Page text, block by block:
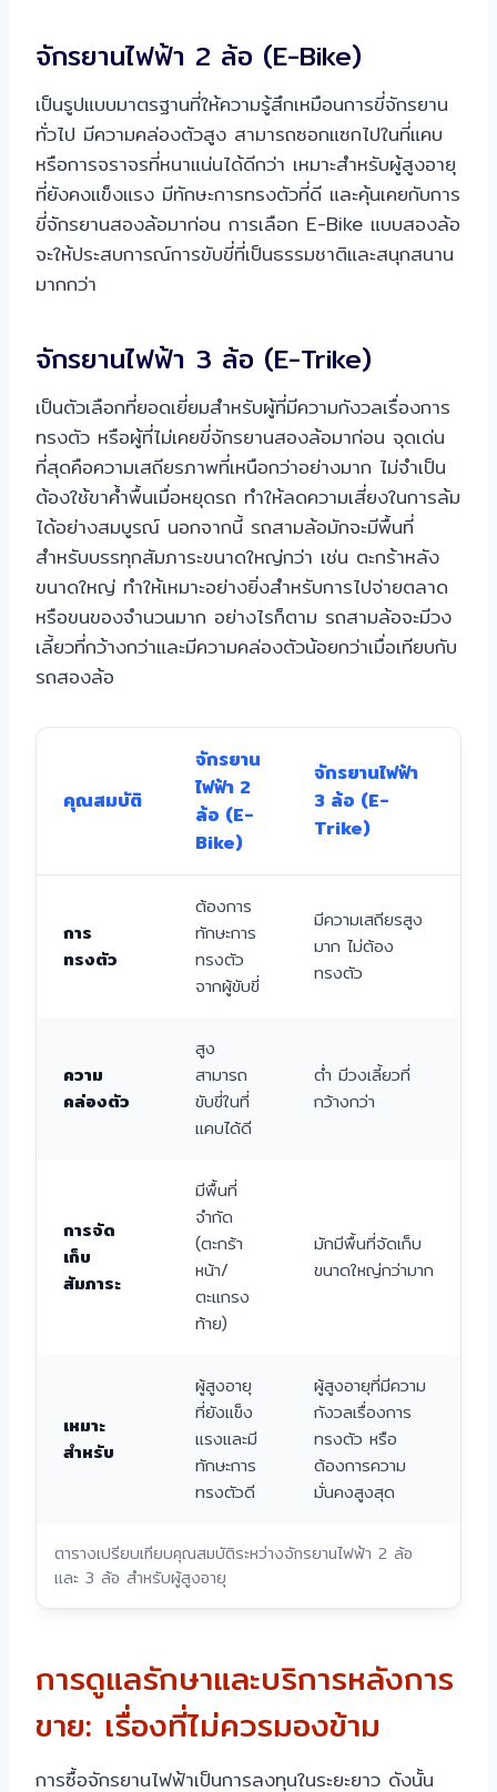
จักรยานไฟฟ้า 2 ล้อ (E-Bike)
เป็นรูปแบบมาตรฐานที่ให้ความรู้สึกเหมือนการขี่จักรยาน
ทั่วไป มีความคล่องตัวสูง สามารถซอกแซกไปในที่แคบ
หรือการจราจรที่หนาแน่นได้ดีกว่า เหมาะสำหรับผู้สูงอายุ
ที่ยังคงแข็งแรง มีทักษะการทรงตัวที่ดี และคุ้นเคยกับการ
ขี่จักรยานสองล้อมาก่อน การเลือก E-Bike แบบสองล้อ
จะให้ประสบการณ์การขับขี่ที่เป็นธรรมชาติและสนุกสนาน
มากกว่า
จักรยานไฟฟ้า 3 ล้อ (E-Trike)
เป็นตัวเลือกที่ยอดเยี่ยมสำหรับผู้ที่มีความกังวลเรื่องการ
ทรงตัว หรือผู้ที่ไม่เคยขี่จักรยานสองล้อมาก่อน จุดเด่น
ที่สุดคือความเสถียรภาพที่เหนือกว่าอย่างมาก ไม่จำเป็น
ต้องใช้ขาค้ำพื้นเมื่อหยุดรถ ทำให้ลดความเสี่ยงในการล้ม
ได้อย่างสมบูรณ์ นอกจากนี้ รถสามล้อมักจะมีพื้นที่
สำหรับบรรทุกสัมภาระขนาดใหญ่กว่า เช่น ตะกร้าหลัง
ขนาดใหญ่ ทำให้เหมาะอย่างยิ่งสำหรับการไปจ่ายตลาด
หรือขนของจำนวนมาก อย่างไรก็ตาม รถสามล้อจะมีวง
เลี้ยวที่กว้างกว่าและมีความคล่องตัวน้อยกว่าเมื่อเทียบกับ
รถสองล้อ
ตารางเปรียบเทียบคุณสมบัติระหว่างจักรยานไฟฟ้า 2 ล้อ
และ 3 ล้อ สำหรับผู้สูงอายุ
คุณสมบัติ
จักรยาน
ไฟฟ้า 2
ล้อ (E-
Bike)
จักรยานไฟฟ้า
3 ล้อ (E-
Trike)
การ
ทรงตัว
ต้องการ
ทักษะการ
ทรงตัว
จากผู้ขับขี่
มีความเสถียรสูง
มาก ไม่ต้อง
ทรงตัว
ความ
คล่องตัว
สูง
สามารถ
ขับขี่ในที่
แคบได้ดี
ต่ำ มีวงเลี้ยวที่
กว้างกว่า
การจัด
เก็บ
สัมภาระ
มีพื้นที่
จำกัด
(ตะกร้า
หน้า/
ตะแกรง
ท้าย)
มักมีพื้นที่จัดเก็บ
ขนาดใหญ่กว่ามาก
เหมาะ
สำหรับ
ผู้สูงอายุ
ที่ยังแข็ง
แรงและมี
ทักษะการ
ทรงตัวดี
ผู้สูงอายุที่มีความ
กังวลเรื่องการ
ทรงตัว หรือ
ต้องการความ
มั่นคงสูงสุด
การดูแลรักษาและบริการหลังการ
ขาย: เรื่องที่ไม่ควรมองข้าม
การซื้อจักรยานไฟฟ้าเป็นการลงทุนในระยะยาว ดังนั้น